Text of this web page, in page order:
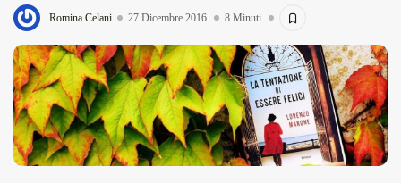
Romina Celani 27 Dicembre 2016 8 Minuti